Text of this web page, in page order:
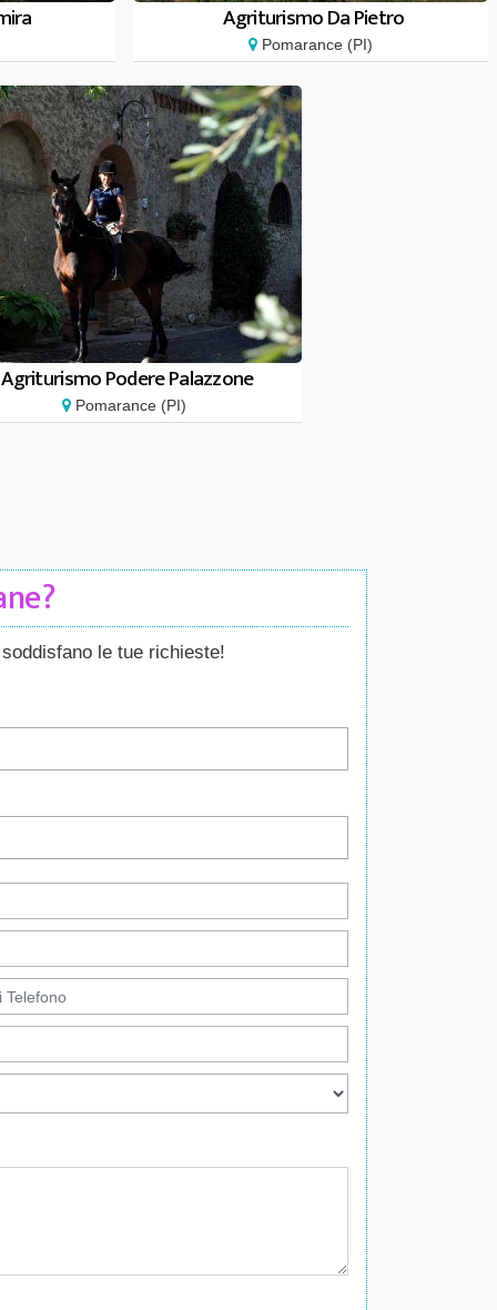
Agriturismo Da Pietro
Pomarance (PI)
Agriturismo Podere Palazzone
Pomarance (PI)
le tue richieste!